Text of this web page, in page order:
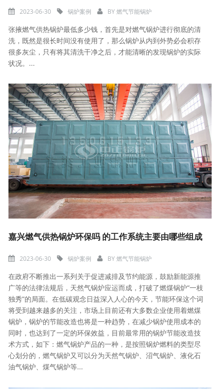
2023-06-30 锅炉案例 BY燃气节能锅炉
张掖燃气供热锅炉最低多少钱，首先是对燃气锅炉进行彻底的清
洗，既然是很长时间没有使用了，那么锅炉从内到外势必会积存
很多灰尘，只有将其清洗干净之后，才能清晰的发现锅炉的实际
状况。...
嘉兴燃气供热锅炉环保吗 的工作系统主要由哪些组成
2023-06-30 锅炉案例 BY燃气节能锅炉
在政府不断推出一系列关于促进减排及节约能源，鼓励新能源推
广等的法律法规后，天然气锅炉应运而成，打破了燃煤锅炉“一枝
独秀”的局面。在低碳观念日益深入人心的今天，节能环保这个词
将受到越来越多的关注，市场上目前还有大多数企业使用着燃煤
锅炉，锅炉的节能改造也将是一种趋势，在减少锅炉使用成本的
同时，也达到了一定的环保效益，目前最常用的锅炉节能改造技
术方式，如下：燃气锅炉产品的一种，是按照锅炉燃料的类型尽
心划分的，燃气锅炉又可以分为天然气锅炉、沼气锅炉、液化石
油气锅炉、煤气锅炉等...